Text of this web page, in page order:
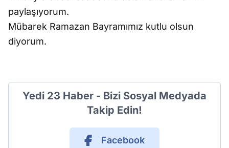
paylaşıyorum.
Mübarek Ramazan Bayramımız kutlu olsun
diyorum.
Yedi 23 Haber - Bizi Sosyal Medyada
Takip Edin!
Facebook